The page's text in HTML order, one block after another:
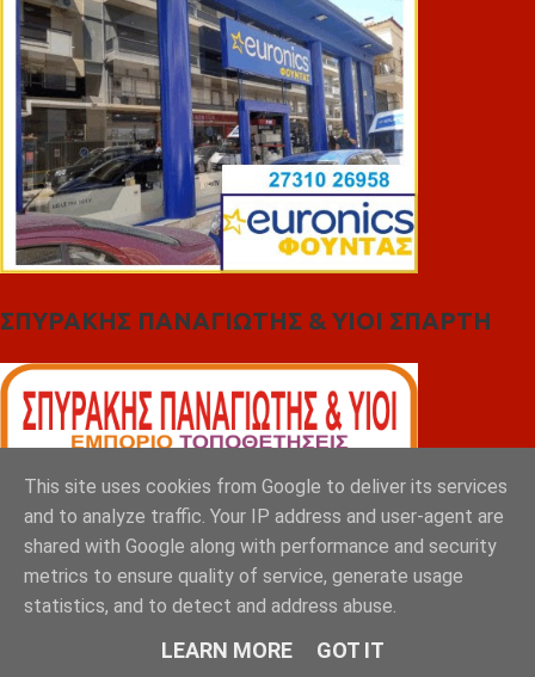
ΣΠΥΡΑΚΗΣ ΠΑΝΑΓΙΩΤΗΣ & YIOI ΣΠΑΡΤΗ
This site uses cookies from Google to deliver its services
and to analyze traffic. Your IP address and user-agent are
shared with Google along with performance and security
metrics to ensure quality of service, generate usage
statistics, and to detect and address abuse.
LEARN MORE GOT IT